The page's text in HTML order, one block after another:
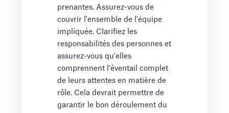
prenantes. Assurez-vous de
couvrir l'ensemble de l'équipe
impliquée. Clarifiez les
responsabilités des personnes et
assurez-vous qu'elles
comprennent l'éventail complet
de leurs attentes en matière de
rôle. Cela devrait permettre de
garantir le bon déroulement du